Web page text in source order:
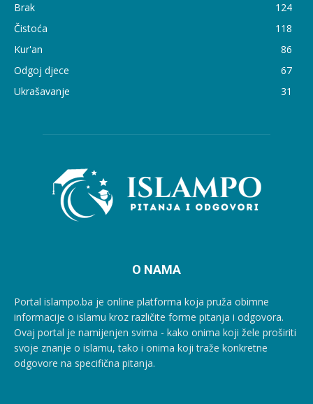
Brak
124
Čistoća
118
Kur'an
86
Odgoj djece
67
Ukrašavanje
31
O NAMA
Portal islampo.ba je online platforma koja pruža obimne
informacije o islamu kroz različite forme pitanja i odgovora.
Ovaj portal je namijenjen svima - kako onima koji žele proširiti
svoje znanje o islamu, tako i onima koji traže konkretne
odgovore na specifična pitanja.